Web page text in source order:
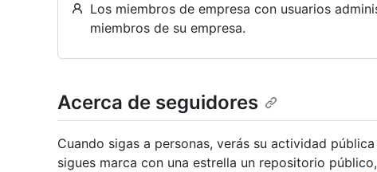
Los miembros de empresa con usuarios
miembros de su empresa.
Acerca de seguidores
Cuando sigas a personas, verás su actividad
sigues marca con una estrella un repositorio